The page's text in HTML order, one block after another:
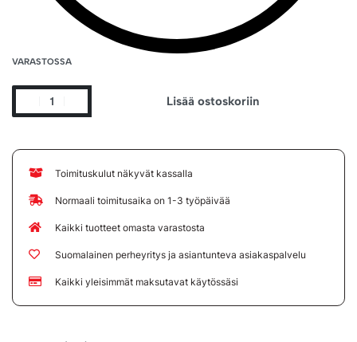
VARASTOSSA
Lisää ostoskoriin
Toimituskulut näkyvät kassalla
Normaali toimitusaika on 1-3 työpäivää
Kaikki tuotteet omasta varastosta
Suomalainen perheyritys ja asiantunteva asiakaspalvelu
Kaikki yleisimmät maksutavat käytössäsi